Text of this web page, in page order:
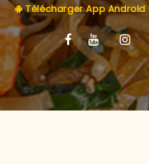
Télécharger App Android